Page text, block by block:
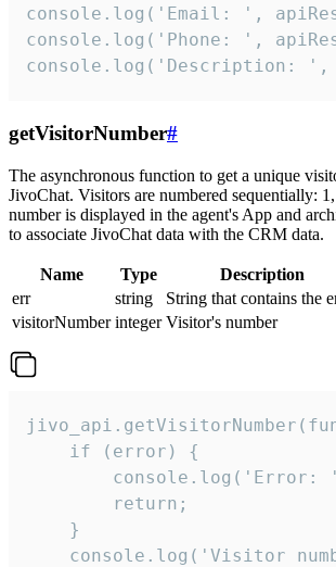
console.log('Email: ',
console.log('Phone: ',
console.log('Description:
getVisitorNumber#
The asynchronous function to get a unique
JivoChat. Visitors are numbered sequentially:
number is displayed in the agent's App and
to associate JivoChat data with the CRM data.
Name Type
Description
err
string
String that contains the
visitorNumber integer Visitor's number
    if (error) {
console.log('Error:
        return;
    }
console.log('Visitor